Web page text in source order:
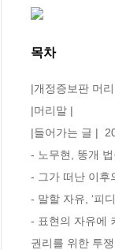
목차
|개정증보판 머
|머리말 |
|들어가는 글 |
- 노무현, 똥개
- 그가 떠난 이후
- 말할 자유, ‘피
- 표현의 자유에
권리를 위한 투